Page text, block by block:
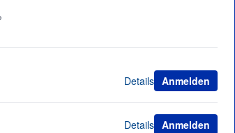
Details Anmelden
Details Anmelden